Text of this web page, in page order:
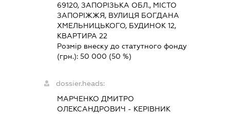
69120, ЗАПОРІЗЬКА ОБЛ., МІСТО
ЗАПОРІЖЖЯ, ВУЛИЦЯ БОГДАНА
ХМЕЛЬНИЦЬКОГО, БУДИНОК 12,
КВАРТИРА 22
Розмір внеску до статутного фонду
(грн.):50 000 (50 %)
dossier.heads:
МАРЧЕНКО ДМИТРО
ОЛЕКСАНДРОВИЧ - КЕРІВНИК